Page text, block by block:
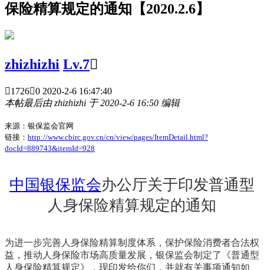
保险精算规定的通知【2020.2.6】
zhizhizhi Lv.7
17260 2020-2-6 16:47:40
本帖最后由 zhizhizhi 于 2020-2-6 16:50 编辑
来源：银保监会官网
链接： http://www.cbirc.gov.cn/cn/view/pages/ItemDetail.html?
docId=889743&itemId=928
中国银保监会办公厅关于印发普通型
人身保险精算规定的通知
为进一步完善人身保险精算制度体系，保护保险消费者合法权
益，推动人身保险市场高质量发展，银保监会制定了《普通型
人身保险精算规定》，现印发给你们，并就有关事项通知如